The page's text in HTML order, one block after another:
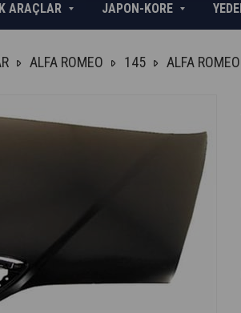
ARAÇLAR JAPON-KORE
ALFA ROMEO 145 ALFA